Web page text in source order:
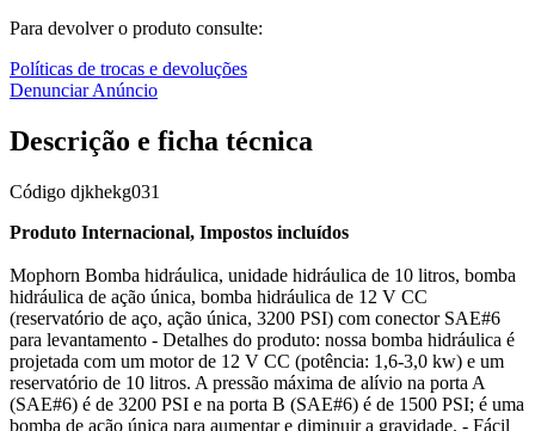
Para devolver o produto consulte:
Políticas de trocas e devoluções
Denunciar Anúncio
Descrição e ficha técnica
Código djkhekg031
Produto Internacional, Impostos incluídos
Mophorn Bomba hidráulica, unidade hidráulica de 10 litros, bomba
hidráulica de ação única, bomba hidráulica de 12 V CC
(reservatório de aço, ação única, 3200 PSI) com conector SAE#6
para levantamento - Detalhes do produto: nossa bomba hidráulica é
projetada com um motor de 12 V CC (potência: 1,6-3,0 kw) e um
reservatório de 10 litros. A pressão máxima de alívio na porta A
(SAE#6) é de 3200 PSI e na porta B (SAE#6) é de 1500 PSI; é uma
bomba de ação única para aumentar e diminuir a gravidade. - Fácil